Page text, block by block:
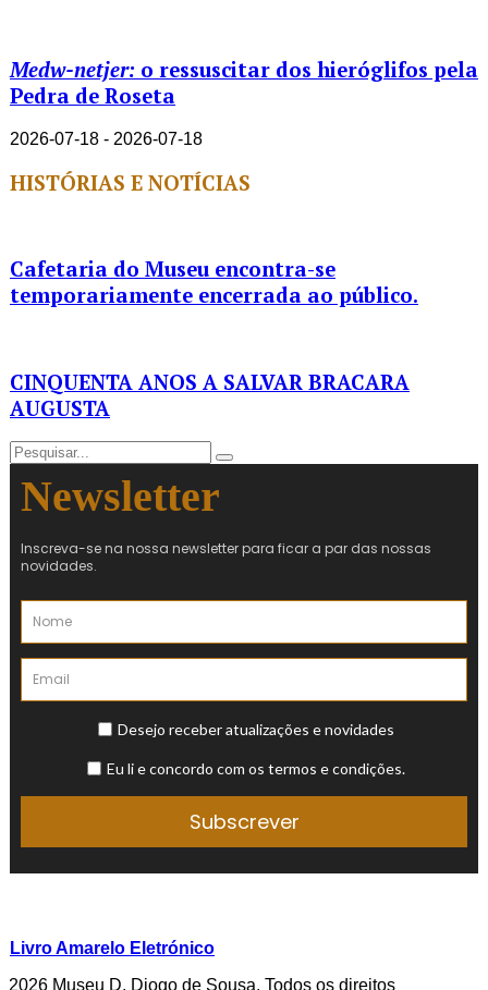
Medw-netjer: o ressuscitar dos hieróglifos pela
Pedra de Roseta
2026-07-18 - 2026-07-18
HISTÓRIAS E NOTÍCIAS
Cafetaria do Museu encontra-se
temporariamente encerrada ao público.
CINQUENTA ANOS A SALVAR BRACARA
AUGUSTA
Livro Amarelo Eletrónico
2026 Museu D. Diogo de Sousa. Todos os direitos